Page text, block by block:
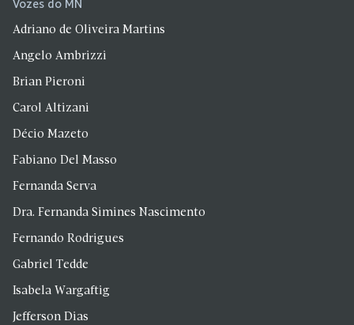
Vozes do MN
Adriano de Oliveira Martins
Angelo Ambrizzi
Brian Pieroni
Carol Altizani
Décio Mazeto
Fabiano Del Masso
Fernanda Serva
Dra. Fernanda Simines Nascimento
Fernando Rodrigues
Gabriel Tedde
Isabela Wargaftig
Jefferson Dias